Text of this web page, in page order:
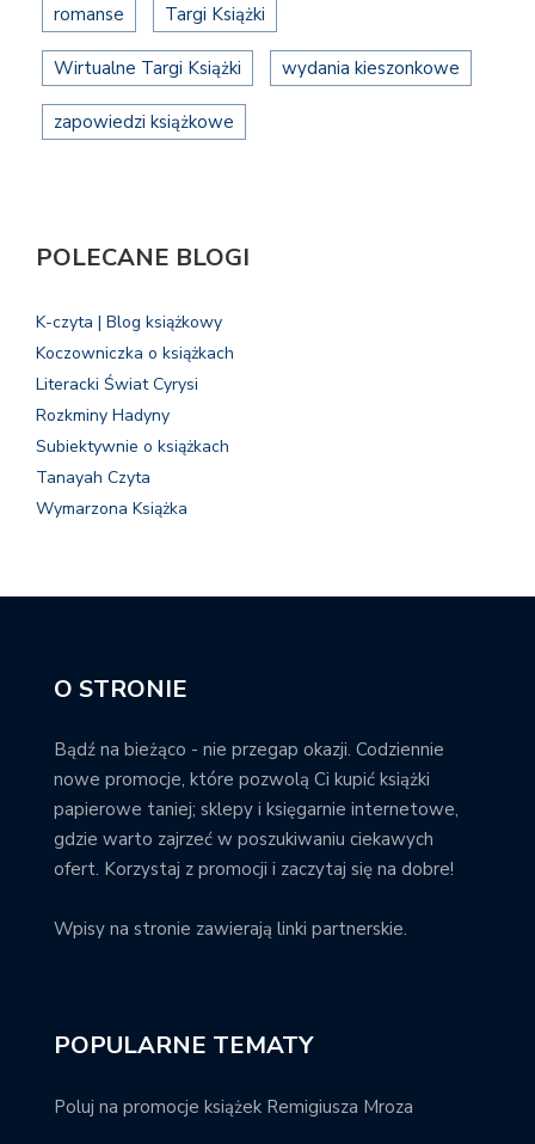
romanse Targi Książki
Wirtualne Targi Książki wydania kieszonkowe
zapowiedzi książkowe
POLECANE BLOGI
K-czyta | Blog książkowy
Koczowniczka o książkach
Literacki Świat Cyrysi
Rozkminy Hadyny
Subiektywnie o książkach
Tanayah Czyta
Wymarzona Książka
O STRONIE
Bądź na bieżąco - nie przegap okazji. Codziennie
nowe promocje, które pozwolą Ci kupić książki
papierowe taniej; sklepy i księgarnie internetowe,
gdzie warto zajrzeć w poszukiwaniu ciekawych
ofert. Korzystaj z promocji i zaczytaj się na dobre!
Wpisy na stronie zawierają linki partnerskie.
POPULARNE TEMATY
Poluj na promocje książek Remigiusza Mroza